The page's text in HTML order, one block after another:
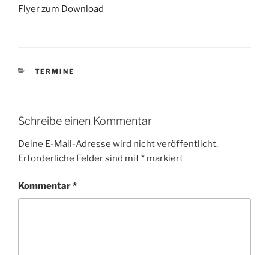
Flyer zum Download
KATEGORIEN
TERMINE
Schreibe einen Kommentar
Deine E-Mail-Adresse wird nicht veröffentlicht.
Erforderliche Felder sind mit* markiert
Kommentar*